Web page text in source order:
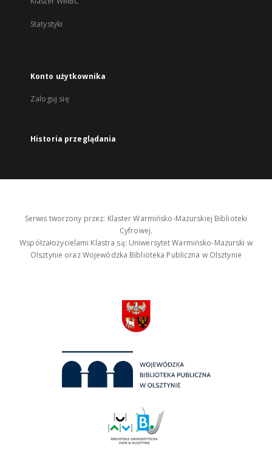
Statystyki
Konto użytkownika
Zaloguj się
Historia przeglądania
Serwis tworzony przez: Klaster Warmińsko-Mazurskiej Biblioteki
Cyfrowej.
Współzałożycielami Klastra są: Uniwersytet Warmińsko-Mazurski w
Olsztynie oraz Wojewódzka Biblioteka Publiczna w Olsztynie